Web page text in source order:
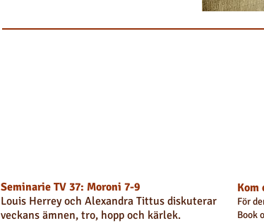
Seminarie TV 37: Moroni 7-9
Louis Herrey och Alexandra Tittus diskuterar
veckans ämnen, tro, hopp och kärlek.
Kom
För
Book